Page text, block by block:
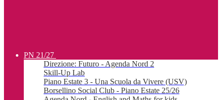
PN 21/27
Direzione: Futuro - Agenda Nord 2
Skill-Up Lab
Piano Estate 3 - Una Scuola da Vivere (USV)
Borsellino Social Club - Piano Estate 25/26